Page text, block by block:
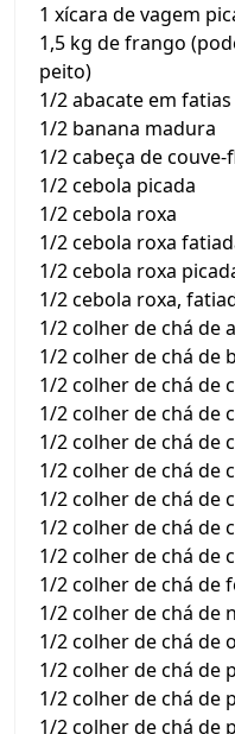
1 xícara de vagem
1,5 kg de frango
peito)
1/2 abacate em fatias
1/2 banana madura
1/2 cabeça de
1/2 cebola picada
1/2 cebola roxa
1/2 cebola roxa
1/2 cebola roxa
1/2 cebola roxa,
1/2 colher de chá de
1/2 colher de chá de
1/2 colher de chá de
1/2 colher de chá de
1/2 colher de chá de
1/2 colher de chá de
1/2 colher de chá de
1/2 colher de chá de
1/2 colher de chá de
1/2 colher de chá de
1/2 colher de chá de
1/2 colher de chá de
1/2 colher de chá de
1/2 colher de chá de
1/2 colher de chá de